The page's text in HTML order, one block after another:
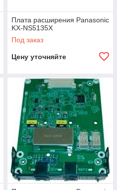
Плата расширения Panasonic
KX-NS5135X
Под заказ
Цену уточняйте